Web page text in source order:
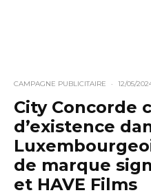
CAMPAGNE PUBLICITAIRE · 12/05/
City Concorde
d’existence
de marque
et HAVE Films